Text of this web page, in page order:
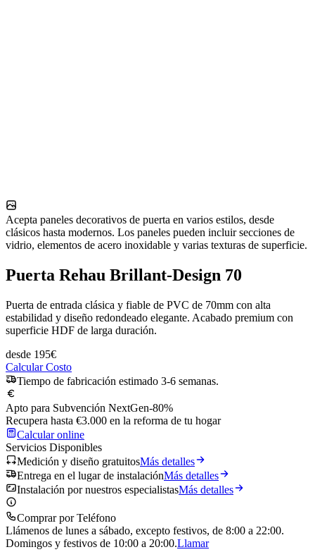
Acepta paneles decorativos de puerta en varios estilos, desde
clásicos hasta modernos. Los paneles pueden incluir secciones de
vidrio, elementos de acero inoxidable y varias texturas de superficie.
Puerta Rehau Brillant-Design 70
Puerta de entrada clásica y fiable de PVC de 70mm con alta
estabilidad y diseño redondeado elegante. Acabado premium con
superficie HDF de larga duración.
desde 195€
Calcular Costo
Tiempo de fabricación estimado 3-6 semanas.
Apto para Subvención NextGen-80%
Recupera hasta €3.000 en la reforma de tu hogar
Calcular online
Servicios Disponibles
Medición y diseño gratuitosMás detalles
Entrega en el lugar de instalaciónMás detalles
Instalación por nuestros especialistasMás detalles
Comprar por Teléfono
Llámenos de lunes a sábado, excepto festivos, de 8:00 a 22:00.
Domingos y festivos de 10:00 a 20:00.Llamar